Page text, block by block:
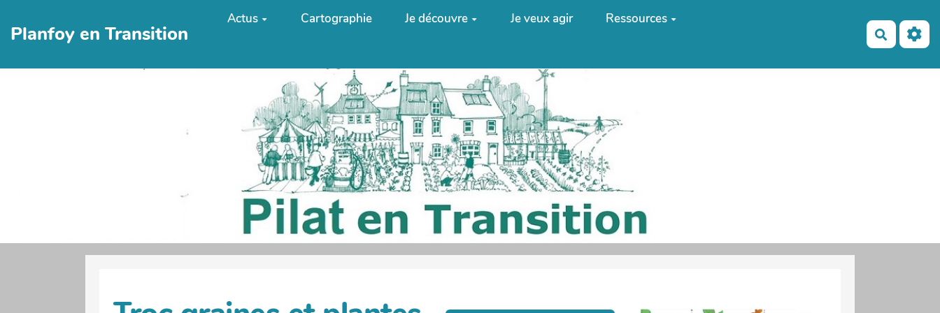
Planfoy en Transition
Actus Cartographie Je découvre Je veux agir Ressources